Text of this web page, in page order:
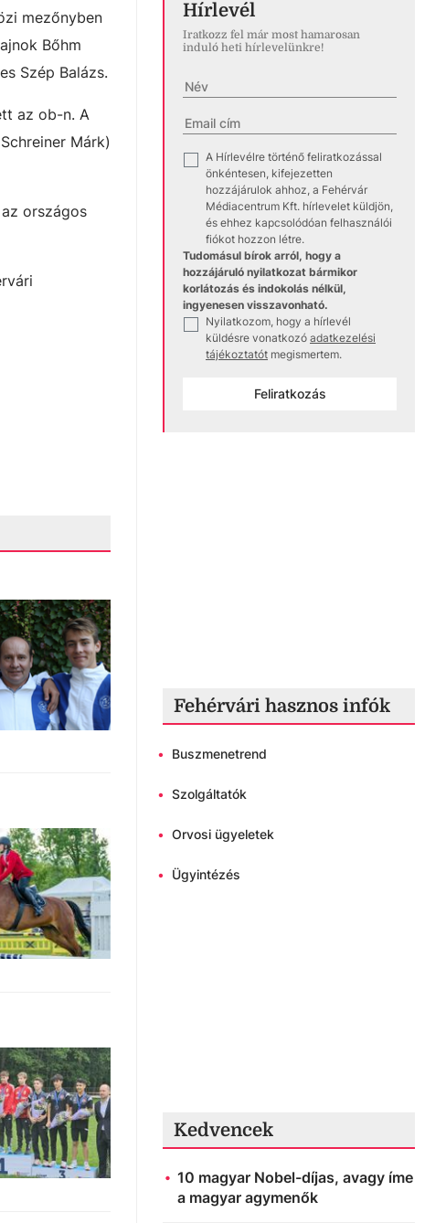
mezőnyben
Bőhm
Szép Balázs.
az ob-n. A
Márk)
országos
Hírlevél
Iratkozz fel már most hamarosan
induló heti hírlevelünkre!
A Hírlevélre történő feliratkozással
önkéntesen, kifejezetten
hozzájárulok ahhoz, a Fehérvár
Médiacentrum Kft. hírlevelet küldjön,
és ehhez kapcsolódóan felhasználói
fiókot hozzon létre.
Tudomásul bírok arról, hogy a
hozzájáruló nyilatkozat bármikor
korlátozás és indokolás nélkül,
ingyenesen visszavonható.
Nyilatkozom, hogy a hírlevél
küldésre vonatkozó adatkezelési
tájékoztatót megismertem.
Feliratkozás
Fehérvári hasznos infók
• Buszmenetrend
• Szolgáltatók
• Orvosi ügyeletek
• Ügyintézés
Kedvencek
10 magyar Nobel-díjas, avagy íme
a magyar agymenők